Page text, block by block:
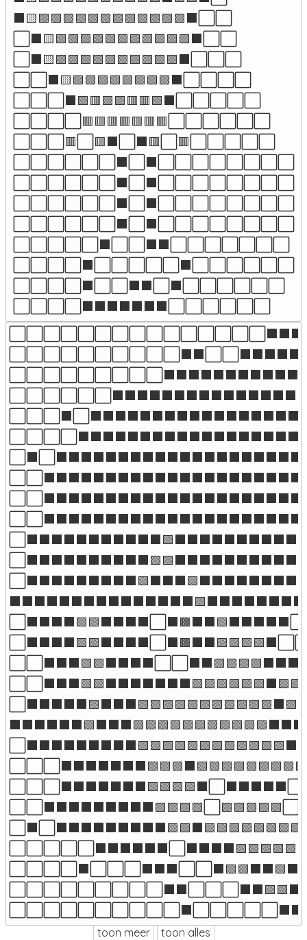
⬛🟨🟩🟩🟩🟩🟩🟩🟩🟩🟩🟩🟩🟩⬛⬜⬜
⬜⬛🟨🟩🟩🟩🟩🟩🟩🟩🟩🟩🟩🟩⬛⬜⬜
⬜⬛🟨🟩🟩🟩🟩🟩🟩🟩🟩🟩🟩⬛⬜⬜⬜
⬜⬜⬛🟨🟩🟩🟩🟩🟩🟩🟩🟩⬛⬜⬜⬜⬜
⬜⬜⬜⬛🟩🟥🟩🟩🟥🟥🟩⬛⬜⬜⬜⬜⬜
⬜⬜⬜⬜🟥🟥🟥🟥🟥🟥🟥⬜⬜⬜⬜⬜⬜
⬜⬜⬜🟥⬜🟥⬛⬜⬛🟥⬜🟥⬜⬜⬜⬜⬜
⬜⬜⬜⬜⬜⬜⬛⬜⬛⬜⬜⬜⬜⬜⬜⬜⬜
⬜⬜⬜⬜⬜⬜⬛⬜⬛⬜⬜⬜⬜⬜⬜⬜⬜
⬜⬜⬜⬜⬜⬜⬛⬜⬛⬜⬜⬜⬜⬜⬜⬜⬜
⬜⬜⬜⬜⬜⬜⬛⬜⬛⬜⬜⬜⬜⬜⬜⬜⬜
⬜⬜⬜⬜⬜⬛⬜⬜⬛⬛⬜⬜⬜⬜⬜⬜⬜
⬜⬜⬜⬜⬛⬜⬜⬜⬜⬜⬛⬜⬜⬜⬜⬜⬜
⬜⬜⬜⬜⬛⬜⬜⬛⬛⬜⬛⬜⬜⬜⬜⬜⬜
⬜⬜⬜⬜⬛⬛⬛⬛⬛⬛⬛⬜⬜⬜⬜⬜⬜
toon meer toon alles